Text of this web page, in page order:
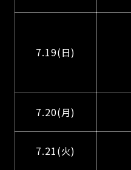
7.19(日)
7.20(月)
7.21(火)